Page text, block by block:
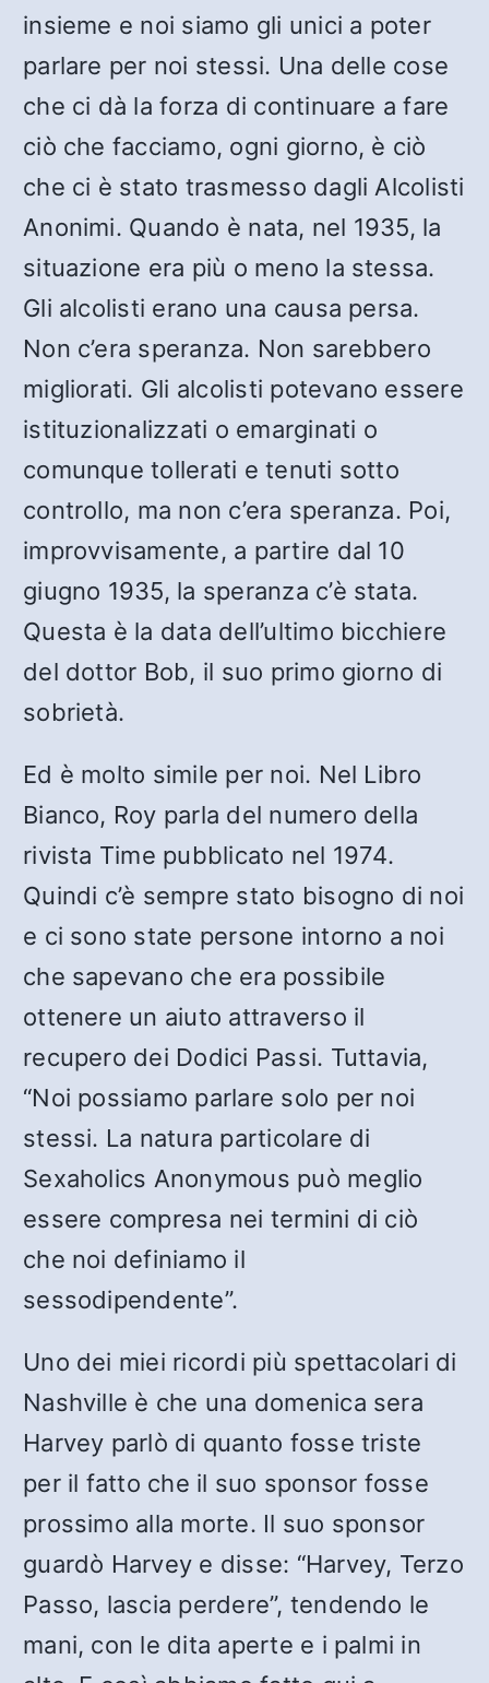
insieme e noi siamo gli unici a poter
parlare per noi stessi. Una delle cose
che ci dà la forza di continuare a fare
ciò che facciamo, ogni giorno, è ciò
che ci è stato trasmesso dagli Alcolisti
Anonimi. Quando è nata, nel 1935, la
situazione era più o meno la stessa.
Gli alcolisti erano una causa persa.
Non c’era speranza. Non sarebbero
migliorati. Gli alcolisti potevano essere
istituzionalizzati o emarginati o
comunque tollerati e tenuti sotto
controllo, ma non c’era speranza. Poi,
improvvisamente, a partire dal 10
giugno 1935, la speranza c’è stata.
Questa è la data dell’ultimo bicchiere
del dottor Bob, il suo primo giorno di
sobrietà.
Ed è molto simile per noi. Nel Libro
Bianco, Roy parla del numero della
rivista Time pubblicato nel 1974.
Quindi c’è sempre stato bisogno di noi
e ci sono state persone intorno a noi
che sapevano che era possibile
ottenere un aiuto attraverso il
recupero dei Dodici Passi. Tuttavia,
“Noi possiamo parlare solo per noi
stessi. La natura particolare di
Sexaholics Anonymous può meglio
essere compresa nei termini di ciò
che noi definiamo il
sessodipendente”.
Uno dei miei ricordi più spettacolari di
Nashville è che una domenica sera
Harvey parlò di quanto fosse triste
per il fatto che il suo sponsor fosse
prossimo alla morte. Il suo sponsor
guardò Harvey e disse: “Harvey, Terzo
Passo, lascia perdere”, tendendo le
mani, con le dita aperte e i palmi in